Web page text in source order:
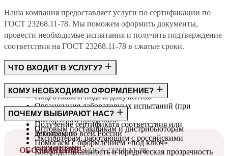
Наша компания предоставляет услуги по сертификации по
ГОСТ 23268.11-78. Мы поможем оформить документы,
провести необходимые испытания и получить подтверждение
соответствия на ГОСТ 23268.11-78 в сжатые сроки.
ЧТО ВХОДИТ В УСЛУГУ?
Консультация по требованиям ГОСТ
Подготовка и подача документов
Организация лабораторных испытаний (при
необходимости)
Получение сертификата соответствия или
декларации
КОМУ НЕОБХОДИМО ОФОРМЛЕНИЕ?
Производителям
Импортёрам продукции
Оптовым поставщикам и дистрибьюторам
Экспортёрам, работающим с российскими
нормативами
ПОЧЕМУ ВЫБИРАЮТ НАС?
Работаем по всей России
Помогаем с оформлением «под ключ»
Конфиденциальность и юридическая прозрачность
ОБОЗНАЧЕНИЕ:ГОСТ 23268.11-78